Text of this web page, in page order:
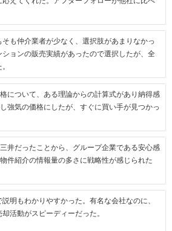
も仲介業者が少なく、選択肢があまりなかっ
ションの販売実績があったので選択したが、全
について、ある理論からの計算式があり納得感
強気の価格にしたが、すぐに買い手が見つかっ
井だったことから、グループ企業である安心感
件紹介の情報量の多さに戦略性が感じられた
明もわかりやすかった。有名な会社なのに、
活動がスピーディーだった。